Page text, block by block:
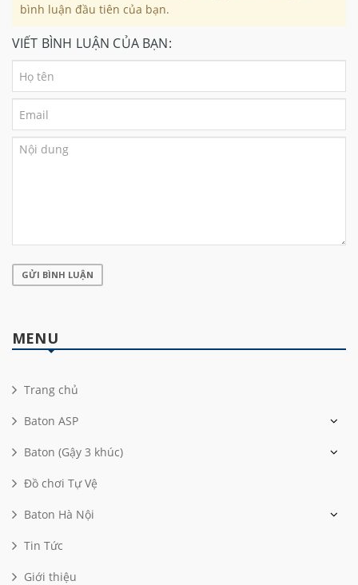
bình luận đầu tiên của bạn.
VIẾT BÌNH LUẬN CỦA BẠN:
GỬI BÌNH LUẬN
MENU
Trang chủ
Baton ASP
Baton (Gậy 3 khúc)
Đồ chơi Tự Vệ
Baton Hà Nội
Tin Tức
Giới thiệu